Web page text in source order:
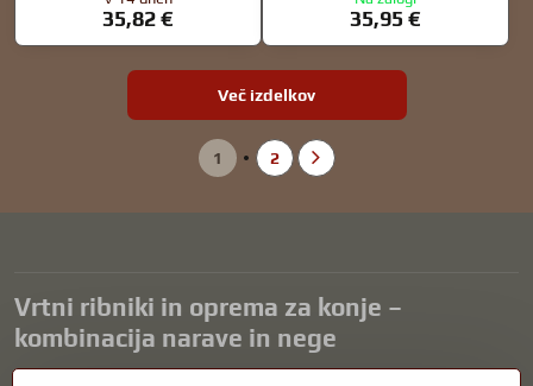
35,82 € 35,95 €
Več izdelkov
1 2
Vrtni ribniki in oprema za konje –
kombinacija narave in nege